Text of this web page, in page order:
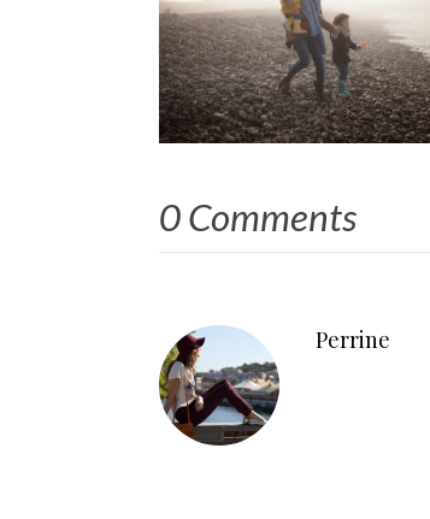
0 Comments
Perrine